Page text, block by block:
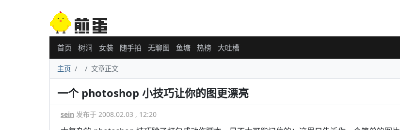
首页 树洞 女装 随手拍 无聊图 鱼塘 热榜 大吐槽
主页 文章正文
一个 photoshop 小技巧让你的图更漂亮
sein 发布于 2008.02.03 , 12:20